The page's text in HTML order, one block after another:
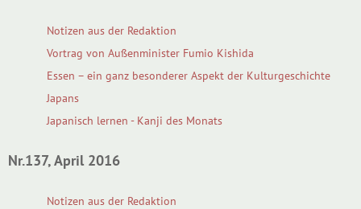
Notizen aus der Redaktion
Vortrag von Außenminister Fumio Kishida
Essen – ein ganz besonderer Aspekt der Kulturgeschichte
Japans
Japanisch lernen - Kanji des Monats
Nr.137, April 2016
Notizen aus der Redaktion